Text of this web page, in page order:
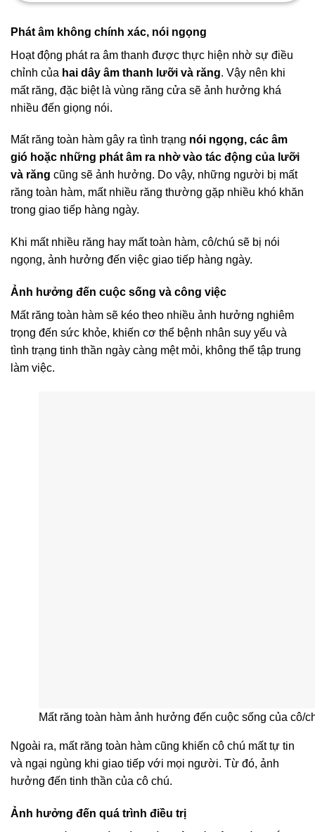
Phát âm không chính xác, nói ngọng
Hoạt động phát ra âm thanh được thực hiện nhờ sự điều
chỉnh của hai dây âm thanh lưỡi và răng. Vậy nên khi
mất răng, đặc biệt là vùng răng cửa sẽ ảnh hưởng khá
nhiều đến giọng nói.
Mất răng toàn hàm gây ra tình trạng nói ngọng, các âm
gió hoặc những phát âm ra nhờ vào tác động của lưỡi
và răng cũng sẽ ảnh hưởng. Do vậy, những người bị mất
răng toàn hàm, mất nhiều răng thường gặp nhiều khó khăn
trong giao tiếp hàng ngày.
Khi mất nhiều răng hay mất toàn hàm, cô/chú sẽ bị nói
ngọng, ảnh hưởng đến việc giao tiếp hàng ngày.
Ảnh hưởng đến cuộc sống và công việc
Mất răng toàn hàm sẽ kéo theo nhiều ảnh hưởng nghiêm
trọng đến sức khỏe, khiến cơ thể bệnh nhân suy yếu và
tình trạng tinh thần ngày càng mệt mỏi, không thể tập trung
làm việc.
Mất răng toàn hàm ảnh hưởng đến cuộc sống của cô/
Ngoài ra, mất răng toàn hàm cũng khiến cô chú mất tự tin
và ngại ngùng khi giao tiếp với mọi người. Từ đó, ảnh
hưởng đến tinh thần của cô chú.
Ảnh hưởng đến quá trình điều trị